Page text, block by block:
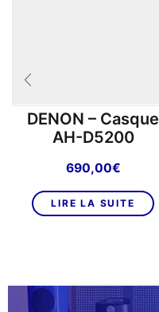
DENON – Casque
AH-D5200
690,00€
LIRE LA SUITE